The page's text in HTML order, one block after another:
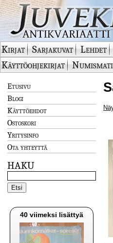
Kirjat Sarjakuvat Lehdet
Käyttöohjekirjat
Etusivu
Blogi
Käyttöehdot
Ostoskori
Yritysinfo
Ota yhteyttä
HAKU
40 viimeksi lisättyä